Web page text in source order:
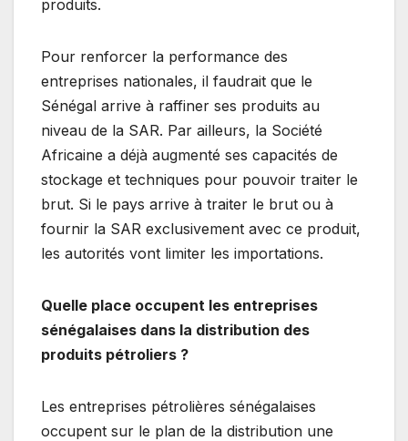
produits.
Pour renforcer la performance des
entreprises nationales, il faudrait que le
Sénégal arrive à raffiner ses produits au
niveau de la SAR. Par ailleurs, la Société
Africaine a déjà augmenté ses capacités de
stockage et techniques pour pouvoir traiter le
brut. Si le pays arrive à traiter le brut ou à
fournir la SAR exclusivement avec ce produit,
les autorités vont limiter les importations.
Quelle place occupent les entreprises
sénégalaises dans la distribution des
produits pétroliers ?
Les entreprises pétrolières sénégalaises
occupent sur le plan de la distribution une